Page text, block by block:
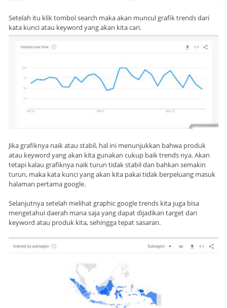
Setelah itu klik tombol search maka akan muncul grafik trends dari
kata kunci atau keyword yang akan kita cari.
Jika grafiknya naik atau stabil, hal ini menunjukkan bahwa produk
atau keyword yang akan kita gunakan cukup baik trends nya. Akan
tetapi kalau grafiknya naik turun tidak stabil dan bahkan semakin
turun, maka kata kunci yang akan kita pakai tidak berpeluang masuk
halaman pertama google.
Selanjutnya setelah melihat graphic google trends kita juga bisa
mengetahui daerah mana saja yang dapat dijadikan target dari
keyword atau produk kita, sehingga tepat sasaran.